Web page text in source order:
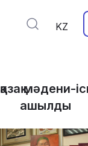
KZ
мәдени-
ашылды